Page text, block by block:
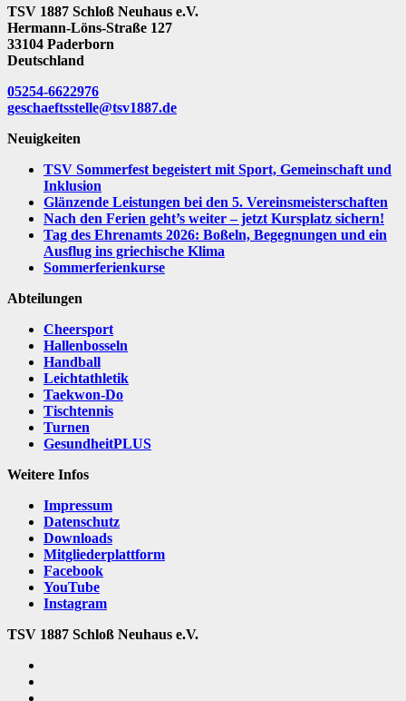
TSV 1887 Schloß Neuhaus e.V.
Hermann-Löns-Straße 127
33104 Paderborn
Deutschland
05254-6622976
geschaeftsstelle@tsv1887.de
Neuigkeiten
TSV Sommerfest begeistert mit Sport, Gemeinschaft und
Inklusion
Glänzende Leistungen bei den 5. Vereinsmeisterschaften
Nach den Ferien geht’s weiter – jetzt Kursplatz sichern!
Tag des Ehrenamts 2026: Boßeln, Begegnungen und ein
Ausflug ins griechische Klima
Sommerferienkurse
Abteilungen
Cheersport
Hallenbosseln
Handball
Leichtathletik
Taekwon-Do
Tischtennis
Turnen
GesundheitPLUS
Weitere Infos
Impressum
Datenschutz
Downloads
Mitgliederplattform
Facebook
YouTube
Instagram
TSV 1887 Schloß Neuhaus e.V.